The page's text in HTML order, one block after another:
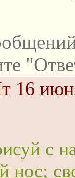
16
с
нос;